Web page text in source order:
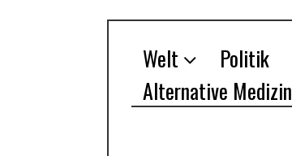
Welt Politik
Alternative Medizin